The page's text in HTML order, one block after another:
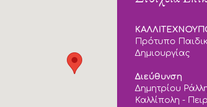
Πρότυπο
Δημιουργίας
Διεύθυνση
Δημητρίου
Καλλίπολη -